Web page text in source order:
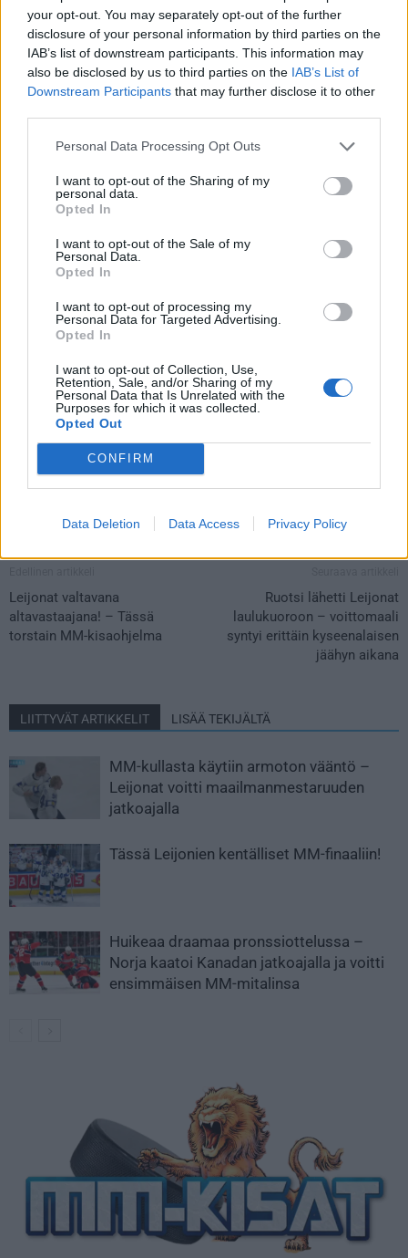
your opt-out. You may separately opt-out of the further
disclosure of your personal information by third parties on the
IAB’s list of downstream participants. This information may
also be disclosed by us to third parties on the IAB’s List of
Downstream Participants that may further disclose it to other
Personal Data Processing Opt Outs
I want to opt-out of the Sharing of my
personal data.
Opted In
I want to opt-out of the Sale of my
Personal Data.
Opted In
I want to opt-out of processing my
Personal Data for Targeted Advertising.
Opted In
I want to opt-out of Collection, Use,
Retention, Sale, and/or Sharing of my
Personal Data that Is Unrelated with the
Purposes for which it was collected.
Opted Out
CONFIRM
Data Deletion Data Access Privacy Policy
3 Olli Määttä – 62 Jesper Mattila
2. kentällinen
12 Jere Innala – 27 Oliver Kapanen – 13 Jesse Puljujärvi
2 Rasmus Rissanen – 7 Oliwer Kaski
21 Patrik Puistola – 19 Konsta Helenius – 25 Pekka Jormakka
50 Juuso Riikola – 18 Vili Saarijärvi
4. kentällinen
15 Juha Jääskä – 57 Arttu Hyry – 48 Valtteri Puustinen
4 Mikko Lehtonen – 38 Veli-Matti Vittasmäki
MM-kisaohjelma
Leijonat valtavana
altavastaajana! – Tässä
torstain MM-kisaohjelma
Ruotsi lähetti Leijonat
laulukuoroon – voittomaali
syntyi erittäin kyseenalaisen
jäähyn aikana
LIITTYVÄT ARTIKKELIT LISÄÄ TEKIJÄLTÄ
MM-kullasta käytiin armoton vääntö –
Leijonat voitti maailmanmestaruuden
jatkoajalla
Tässä Leijonien kentälliset MM-finaaliin!
Huikeaa draamaa pronssiottelussa –
Norja kaatoi Kanadan jatkoajalla ja voitti
ensimmäisen MM-mitalinsa